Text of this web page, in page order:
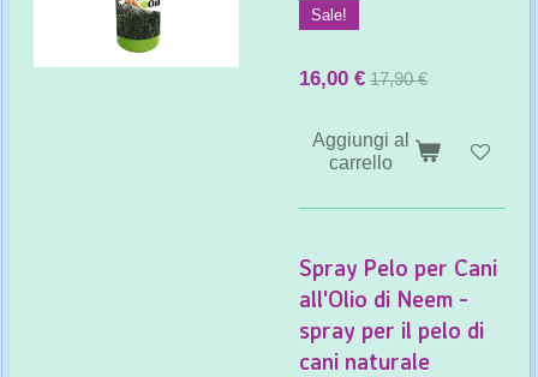
Sale!
16,00 € 17,90 €
Aggiungi al
carrello
Spray Pelo per Cani
all'Olio di Neem -
spray per il pelo di
cani naturale